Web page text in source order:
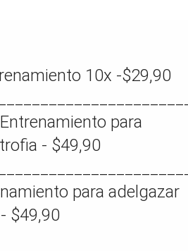
10x -$29,90
para
- $49,90
para adelgazar
- $49,90